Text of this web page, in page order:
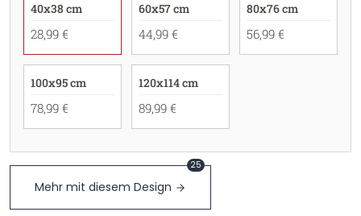
40x38 cm
28,99 €
60x57 cm
44,99 €
80x76 cm
56,99 €
100x95 cm
78,99 €
120x114 cm
89,99 €
Mehr mit diesem Design
25